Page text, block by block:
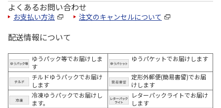
よくあるお問い合わせ
お支払い方法 注文のキャンセルについて
配送情報について
ゆうパック等でお届けしま
す
ゆうパケットでお届けします
チルドゆうパックでお届け
します
定形外郵便(簡易書留)でお届
けします
冷凍ゆうパックでお届けし
ます。
レターパックライトでお届け
します